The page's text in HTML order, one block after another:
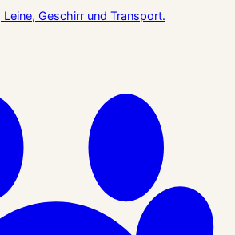
Geschirr und Transport.